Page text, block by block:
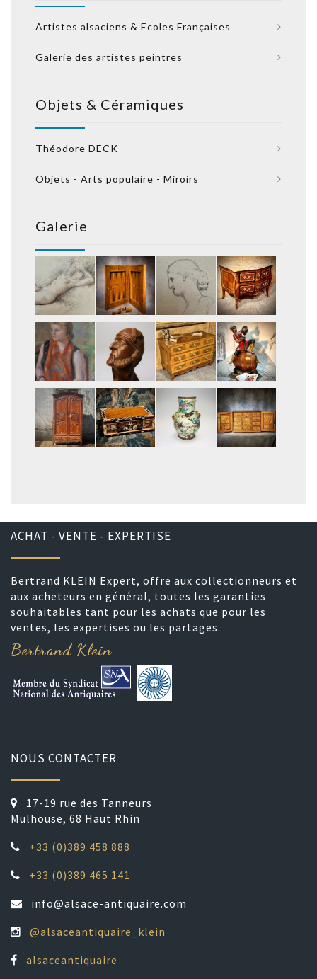
Artistes alsaciens & Ecoles Françaises
Galerie des artistes peintres
Objets & Céramiques
Théodore DECK
Objets - Arts populaire - Miroirs
Galerie
ACHAT - VENTE - EXPERTISE
Bertrand KLEIN Expert, offre aux collectionneurs et
aux acheteurs en général, toutes les garanties
souhaitables tant pour les achats que pour les
ventes, les expertises ou les partages.
Bertrand Klein
NOUS CONTACTER
17-19 rue des Tanneurs
Mulhouse, 68 Haut Rhin
+33 (0)389 458 888
+33 (0)389 465 141
info@alsace-antiquaire.com
@alsaceantiquaire_klein
alsaceantiquaire